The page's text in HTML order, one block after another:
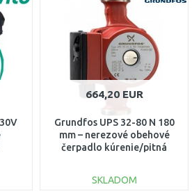
Porovnať
664,20 EUR
Grundfos UPS 32-80 N 180
mm – nerezové obehové
čerpadlo kúrenie/pitná
SKLADOM